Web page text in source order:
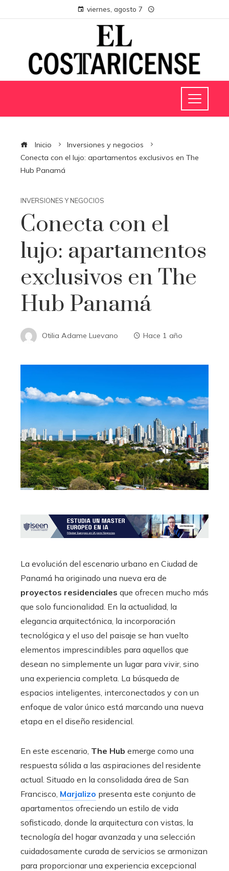
viernes, agosto 7
Inicio
Inversiones y negocios
Conecta con el lujo: apartamentos exclusivos en The
Hub Panamá
INVERSIONES Y NEGOCIOS
Conecta con el
lujo: apartamentos
exclusivos en The
Hub Panamá
Otilia Adame Luevano Hace 1 año
La evolución del escenario urbano en Ciudad de
Panamá ha originado una nueva era de
proyectos residenciales que ofrecen mucho más
que solo funcionalidad. En la actualidad, la
elegancia arquitectónica, la incorporación
tecnológica y el uso del paisaje se han vuelto
elementos imprescindibles para aquellos que
desean no simplemente un lugar para vivir, sino
una experiencia completa. La búsqueda de
espacios inteligentes, interconectados y con un
enfoque de valor único está marcando una nueva
etapa en el diseño residencial.
En este escenario, The Hub emerge como una
respuesta sólida a las aspiraciones del residente
actual. Situado en la consolidada área de San
Francisco, Marjalizo presenta este conjunto de
apartamentos ofreciendo un estilo de vida
sofisticado, donde la arquitectura con vistas, la
tecnología del hogar avanzada y una selección
cuidadosamente curada de servicios se armonizan
para proporcionar una experiencia excepcional